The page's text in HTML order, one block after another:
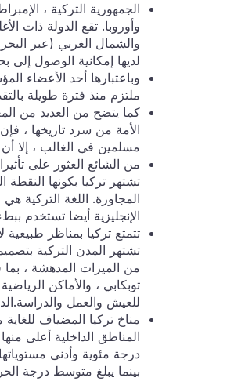
وأوروبا. تقع الدولة ذات
والشمال الغربي (عبر
لديها إمكانية الوصول إلى
وباعتبارها أحد الأعضاء
ملتزم منذ فترة طويلة
كما يتضح من العديد من
الأمة من سرد تاريخها ،
مسلمين في الغالب ، إلا
من الشائع العثور على
تشتهر تركيا بكونها
المجاورة. اللغة التركية
الإنجليزية أيضا تستخدم
تتمتع تركيا بمناظر
تشتهر المدن التركية
من الميزات المدهشة ،
توبكابي ، والأماكن
للعيش والعمل
مناخ تركيا المضياف
بينما يبلغ متوسط درجة